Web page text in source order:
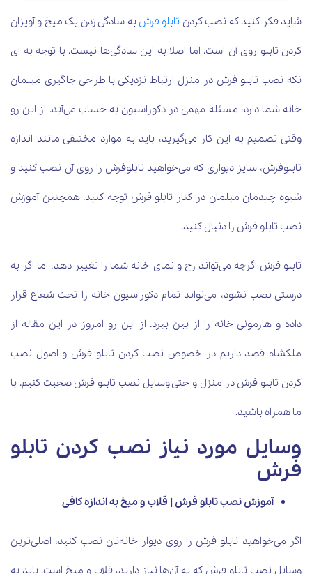
شاید فکر کنید که نصب کردن تابلو فرش به سادگی زدن یک میخ و آویزان
کردن تابلو روی آن است. اما اصلا به این سادگی‌ها نیست. با توجه به ای
نکه نصب تابلو فرش در منزل ارتباط نزدیکی با طراحی جاگیری مبلمان
خانه شما دارد، مسئله مهمی در دکوراسیون به حساب می‌آید. از این رو
وقتی تصمیم به این کار می‌گیرید، باید به موارد مختلفی مانند اندازه
تابلوفرش، سایز دیواری که می‌خواهید تابلوفرش را روی آن نصب کنید و
شیوه چیدمان مبلمان در کنار تابلو فرش توجه کنید. همچنین آموزش
نصب تابلو فرش را دنبال کنید.
تابلو فرش اگرچه می‌تواند رخ و نمای خانه شما را تغییر دهد، اما اگر به
درستی نصب نشود، می‌تواند تمام دکوراسیون خانه را تحت شعاع قرار
داده و هارمونی خانه را از بین ببرد. از این رو امروز در این مقاله از
ملکشاه قصد داریم در خصوص نصب کردن تابلو فرش و اصول نصب
کردن تابلو فرش در منزل و حتی وسایل نصب تابلو فرش صحبت کنیم. با
ما همراه باشید.
وسایل مورد نیاز نصب کردن تابلو
فرش
آموزش نصب تابلو فرش | قلاب و میخ به اندازه کافی
اگر می‌خواهید تابلو فرش را روی دیوار خانه‌تان نصب کنید، اصلی‌ترین
وسایل نصب تابلو فرش که به آن‌ها نیاز دارید، قلاب و میخ است. باید به